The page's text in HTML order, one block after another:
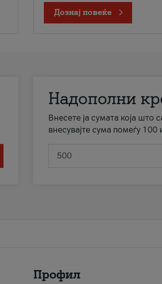
Дознај повеќе
Надополни
Внесете ја сумата која што
внесувајте сума помеѓу
Профил